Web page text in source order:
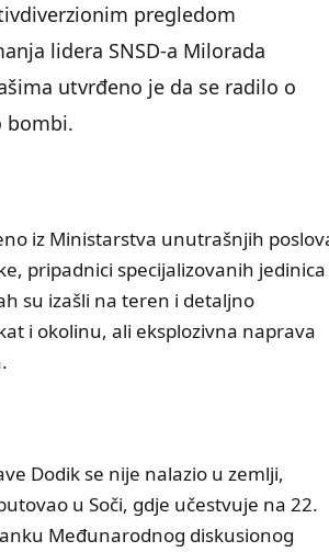
pregledom
lidera SNSD-a Milorada
utvrđeno je da se radilo o
bombi.
iz Ministarstva unutrašnjih
pripadnici specijalizovanih jedinica
su izašli na teren i detaljno
i okolinu, ali eksplozivna naprava
Dodik se nije nalazio u zemlji,
u Soči, gdje učestvuje na 22.
Međunarodnog diskusionog